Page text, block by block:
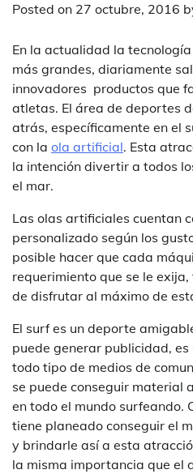
Posted on 27 octubre, 2016
En la actualidad la
más grandes, diariamente
innovadores productos que
atletas. El área de deportes
atrás, específicamente en el
con la ola artificial. Esta
la intención divertir a todos
el mar.
Las olas artificiales cuentan
personalizado según los
posible hacer que cada
requerimiento que se le
de disfrutar al máximo de
El surf es un deporte
puede generar publicidad, es
todo tipo de medios de
se puede conseguir material
en todo el mundo surfeando.
tiene planeado conseguir el
y brindarle así a esta
la misma importancia que el